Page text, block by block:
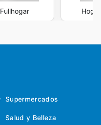
Fullhogar
Supermercados
Salud y Belleza